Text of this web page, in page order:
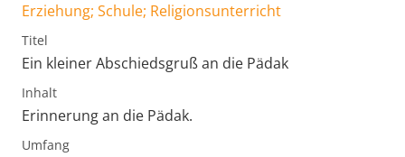
Erziehung; Schule; Religionsunterricht
Titel
Ein kleiner Abschiedsgruß an die Pädak
Inhalt
Erinnerung an die Pädak.
Umfang